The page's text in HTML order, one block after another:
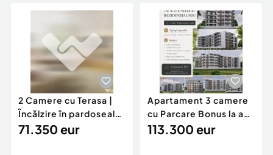
Animale de companie
Afaceri și echipamente profesionale
Inchiriere Bunuri si Vehicule
Utilaje agricole si industriale
Piese auto si accesorii
Dacia Duster
2 Camere cu Terasa |
Încălzire în pardoseală
| Finisaje
71.350 eur
Apartament 3 camere
cu Parcare Bonus la av
50% | Ansamblu no
113.300 eur